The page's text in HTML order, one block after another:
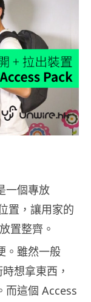
一個專放
置，讓用家的
置整齊。
。雖然一般
想拿東西，
而這個 Access